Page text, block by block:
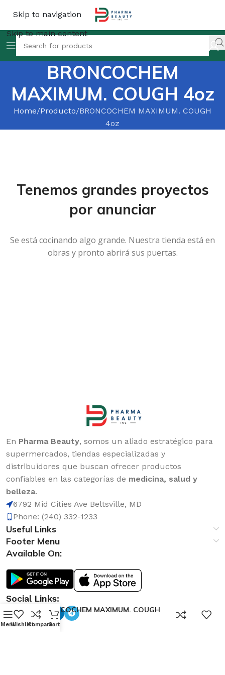
Skip to navigation
Skip to main content
BRONCOCHEM
MAXIMUM. COUGH 4oz
Home Producto BRONCOCHEM MAXIMUM. COUGH
4oz
Tenemos grandes proyectos
por anunciar
Se está cocinando algo grande. Nuestra tienda está en
obras y pronto abrirá sus puertas.
En Pharma Beauty, somos un aliado estratégico para
supermercados, tiendas especializadas y
distribuidores que buscan ofrecer productos
confiables en las categorías de medicina, salud y
belleza.
6792 Mid Cities Ave Beltsville, MD
Phone: (240) 332-1233
Useful Links
Footer Menu
Available On:
Social Links:
BRONCOCHEM MAXIMUM. COUGH
4oz
MenuWishlistCompare
0
Cart